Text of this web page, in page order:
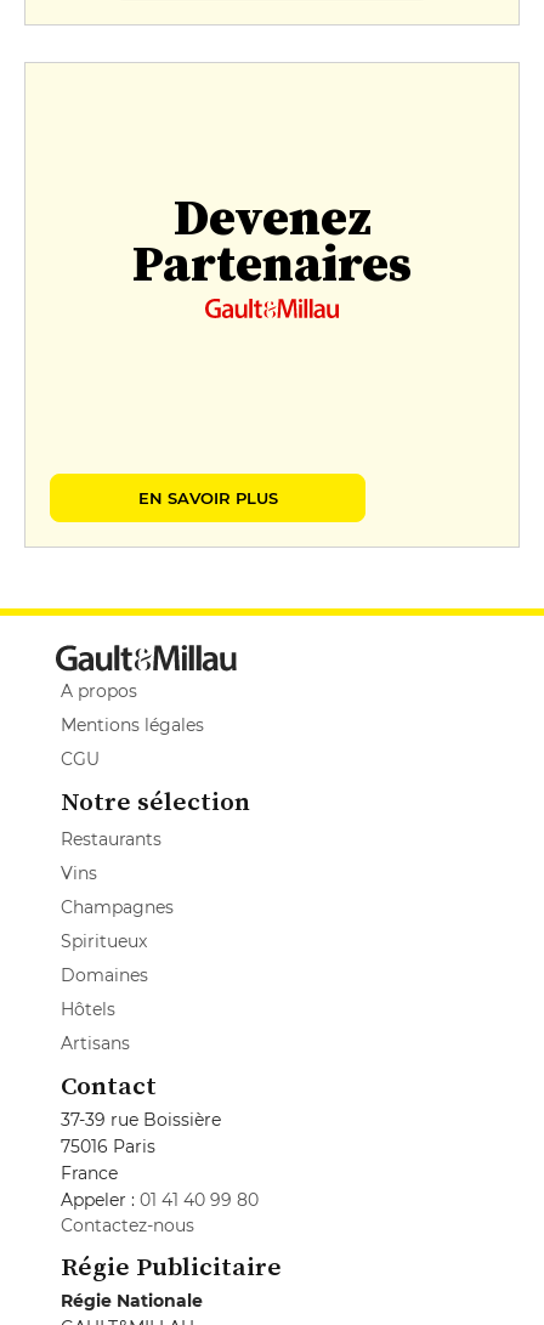
Devenez
Partenaires
EN SAVOIR PLUS
A propos
Mentions légales
CGU
Notre sélection
Restaurants
Vins
Champagnes
Spiritueux
Domaines
Hôtels
Artisans
Contact
37-39 rue Boissière
75016 Paris
France
Appeler : 01 41 40 99 80
Contactez-nous
Régie Publicitaire
Régie Nationale